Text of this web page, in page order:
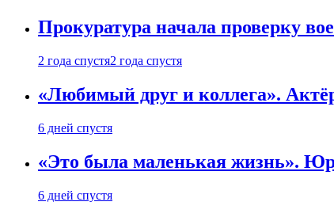
Прокуратура начала проверку
2 года спустя2 года спустя
«Любимый друг и коллега».
6 дней спустя
«Это была маленькая жизнь».
6 дней спустя